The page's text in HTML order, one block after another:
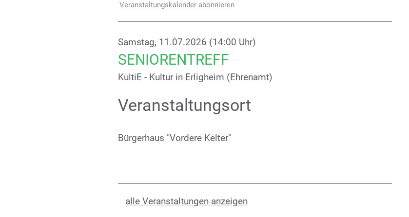
Veranstaltungskalender abonnieren
Samstag, 11.07.2026 (14:00 Uhr)
SENIORENTREFF
KultiE - Kultur in Erligheim (Ehrenamt)
Veranstaltungsort
Bürgerhaus "Vordere Kelter"
alle Veranstaltungen anzeigen